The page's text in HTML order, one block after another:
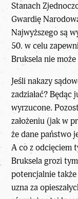
Stanach
Gwardię
Najwyższego są
50. w celu
Bruksela nie
Jeśli nakazy
zadziałać? Będąc
wyrzucone.
założeniu (jak w
że dane państwo
A co z odcięciem
Bruksela grozi
potencjalnie
uzna za